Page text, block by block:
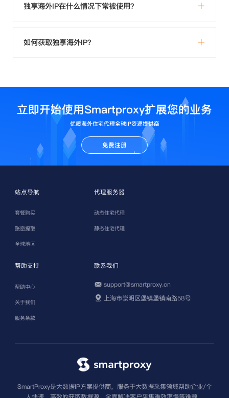
独享海外IP在什么情况下常被使用？
如何获取独享海外IP？
立即开始使用Smartproxy扩展您的业务
优质海外住宅代理全球IP资源提供商
免费注册
站点导航
套餐购买
账密提取
全球地区
代理服务器
动态住宅代理
静态住宅代理
帮助支持
帮助中心
关于我们
服务条款
联系我们
support@smartproxy.cn
上海市崇明区堡镇堡镇南路58号
SmartProxy是大数据IP方案提供商，服务于大数据采集领域帮助企业/个